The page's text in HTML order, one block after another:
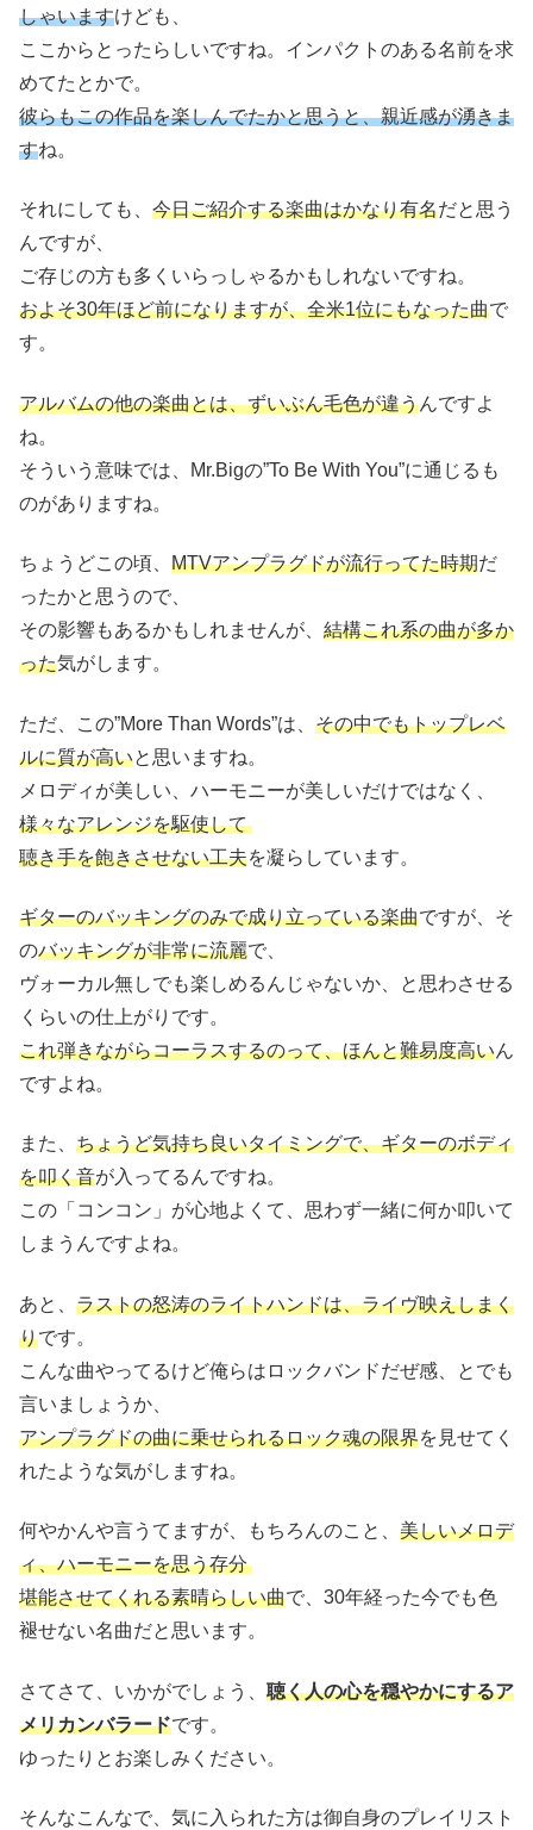
しゃいますけども、
ここからとったらしいですね。インパクトのある名前を求
めてたとかで。
彼らもこの作品を楽しんでたかと思うと、親近感が湧きま
すね。
それにしても、 今日ご紹介する楽曲はかなり有名だと思う
んですが、
ご存じの方も多くいらっしゃるかもしれないですね。
およそ30年ほど前になりますが、全米1位にもなった曲で
す。
アルバムの他の楽曲とは、ずいぶん毛色が違うんですよ
ね。
そういう意味では、Mr.Bigの”To Be With You”に通じるも
のがありますね。
ちょうどこの頃、 MTVアンプラグドが流行ってた時期だ
ったかと思うので、
その影響もあるかもしれませんが、 結構これ系の曲が多か
った気がします。
ただ、この”More Than Words”は、 その中でもトップレベ
ルに質が高いと思いますね。
メロディが美しい、ハーモニーが美しいだけではなく、
様々なアレンジを駆使して
聴き手を飽きさせない工夫を凝らしています。
ギターのバッキングのみで成り立っている楽曲ですが、そ
のバッキングが非常に流麗で、
ヴォーカル無しでも楽しめるんじゃないか、と思わさせる
くらいの仕上がりです。
これ弾きながらコーラスするのって、ほんと難易度高いん
ですよね。
また、 ちょうど気持ち良いタイミングで、ギターのボディ
を叩く音が入ってるんですね。
この「コンコン」が心地よくて、思わず一緒に何か叩いて
しまうんですよね。
あと、 ラストの怒涛のライトハンドは、ライヴ映えしまく
りです。
こんな曲やってるけど俺らはロックバンドだぜ感、とでも
言いましょうか、
アンプラグドの曲に乗せられるロック魂の限界を見せてく
れたような気がしますね。
何やかんや言うてますが、もちろんのこと、 美しいメロデ
ィ、ハーモニーを思う存分
堪能させてくれる素晴らしい曲で、30年経った今でも色
褪せない名曲だと思います。
さてさて、いかがでしょう、 聴く人の心を穏やかにするア
メリカンバラードです。
ゆったりとお楽しみください。
そんなこんなで、気に入られた方は御自身のプレイリスト